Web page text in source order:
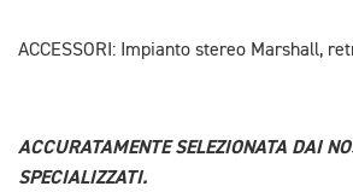
ACCESSORI: Impianto stereo Marshall,
ACCURATAMENTE SELEZIONATA DAI
SPECIALIZZATI.